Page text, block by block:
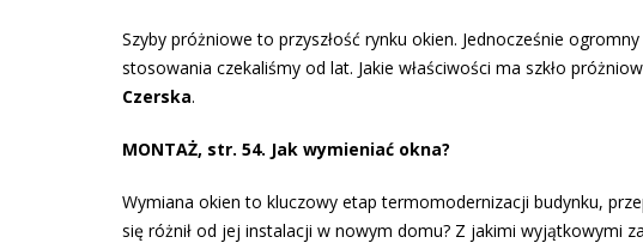
Szyby próżniowe to przyszłość rynku okien. Jednocześnie
stosowania czekaliśmy od lat. Jakie właściwości ma szkło
Czerska.
MONTAŻ, str. 54. Jak wymieniać okna?
Wymiana okien to kluczowy etap termomodernizacji budynku,
się różnił od jej instalacji w nowym domu? Z jakimi wyjątkowymi